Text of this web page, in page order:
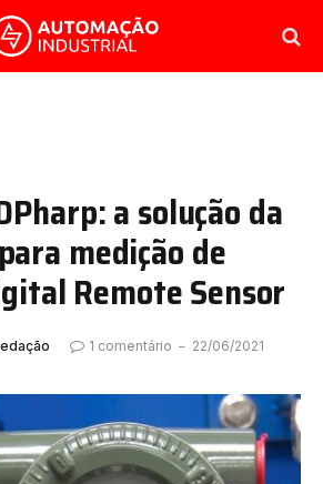
a solução da
medição de
Remote Sensor
1 comentário 22/06/2021